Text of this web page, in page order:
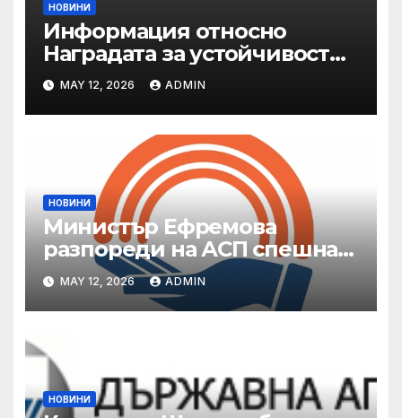
НОВИНИ
Информация относно
Наградата за устойчивост
на ОАЕ „Зайед“
MAY 12, 2026 ADMIN
НОВИНИ
Министър Ефремова
разпореди на АСП спешна
готовност за оказване на
подкрепа на пострадали от
валежи и градушки
MAY 12, 2026 ADMIN
НОВИНИ